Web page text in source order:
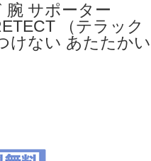
腕 サポーター
（テラック
けない あたたかい